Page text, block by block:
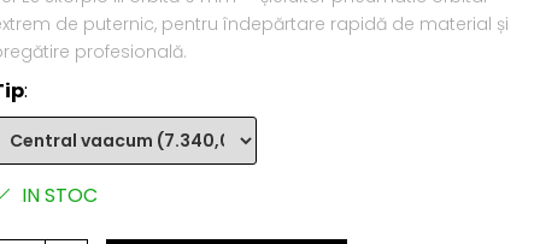
de puternic, pentru îndepărtare rapidă de material și
profesională.
:
IN STOC